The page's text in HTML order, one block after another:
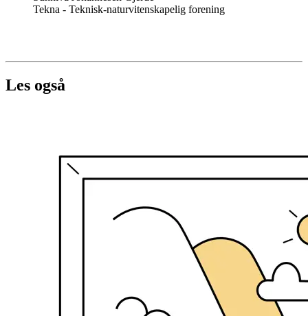
Tekna - Teknisk-naturvitenskapelig forening
Les også